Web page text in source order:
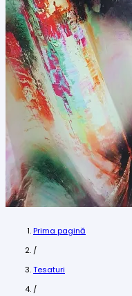
Prima pagină
/
Tesaturi
/